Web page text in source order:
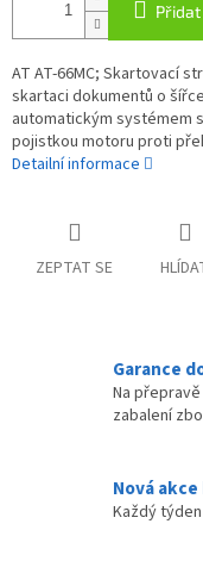
AT AT-66MC; Skartovací
skartaci dokumentů o
automatickým systémem
pojistkou motoru proti
Detailní informace
ZEPTAT SE
Garance
Na
zabalení
Nová
Každý